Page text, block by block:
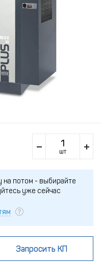
шт
на потом - выбирайте
уже сейчас
Запросить КП